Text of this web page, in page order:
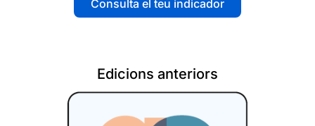
Consulta el teu indicador
Edicions anteriors